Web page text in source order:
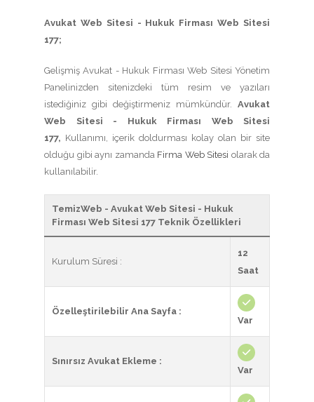
Avukat Web Sitesi - Hukuk Firması Web Sitesi
177;
Gelişmiş Avukat - Hukuk Firması Web Sitesi Yönetim
Panelinizden sitenizdeki tüm resim ve yazıları
istediğiniz gibi değiştirmeniz mümkündür. Avukat
Web Sitesi - Hukuk Firması Web Sitesi
177, Kullanımı, içerik doldurması kolay olan bir site
olduğu gibi aynı zamanda Firma Web Sitesi olarak da
kullanılabilir.
TemizWeb - Avukat Web Sitesi - Hukuk
Firması Web Sitesi 177 Teknik Özellikleri
Kurulum Süresi :
12
Saat
Özelleştirilebilir Ana Sayfa :
Var
Sınırsız Avukat Ekleme :
Var